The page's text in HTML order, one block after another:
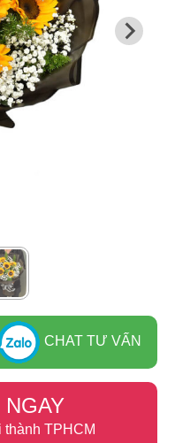
CHAT TƯ VẤN
thành TPHCM